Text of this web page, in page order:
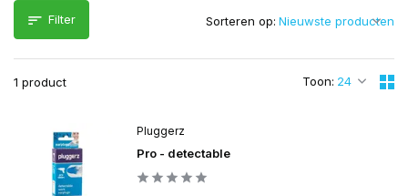
Filter
1 product Toon:
Sorteren op:
Pluggerz
Pro - detectable